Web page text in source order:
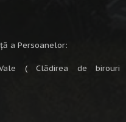
a Persoanelor:
Vale ( Clădirea de birouri